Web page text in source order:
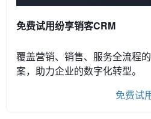
免费试用纷享销客CRM
覆盖营销、销售、服务全流程
案，助力企业的数字化转型。
免费试